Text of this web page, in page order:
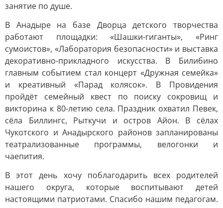
занятие по душе.
В Анадыре на базе Дворца детского творчества
работают площадки: «Шашки-гиганты», «Ринг
сумоистов», «Лаборатория безопасности» и выставка
декоративно-прикладного искусства. В Билибино
главным событием стал концерт «Дружная семейка»
и креативный «Парад колясок». В Провидения
пройдёт семейный квест по поиску сокровищ и
викторина к 80-летию села. Праздник охватил Певек,
сёла Биллингс, Рыткучи и остров Айон. В сёлах
Чукотского и Анадырского районов запланированы
театрализованные программы, велогонки и
чаепития.
В этот день хочу поблагодарить всех родителей
нашего округа, которые воспитывают детей
настоящими патриотами. Спасибо нашим педагогам.